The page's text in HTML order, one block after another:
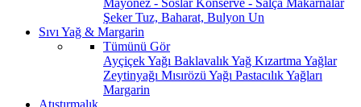
ŞekerTuz, Baharat, Bulyon Un
Sıvı Yağ & Margarin
Tümünü Gör
Ayçiçek Yağı Baklavalık Yağ Kızartma Yağlar
Zeytinyağı Mısırözü Yağı Pastacılık Yağları
Margarin
Atıştırmalık